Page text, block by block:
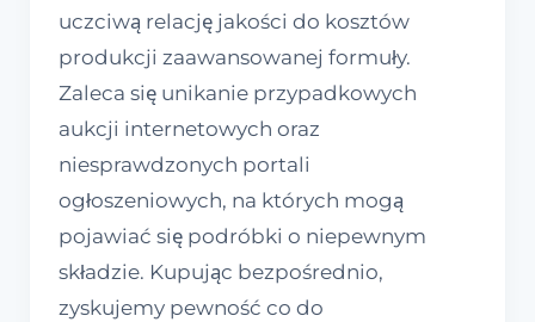
uczciwą relację jakości do kosztów
produkcji zaawansowanej formuły.
Zaleca się unikanie przypadkowych
aukcji internetowych oraz
niesprawdzonych portali
ogłoszeniowych, na których mogą
pojawiać się podróbki o niepewnym
składzie. Kupując bezpośrednio,
zyskujemy pewność co do